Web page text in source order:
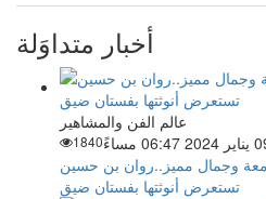
أخبار متداوَلة
عالم الفن والمشاهير
1840
وجمال مميز..روان بن حسين
تستعرض أنوثتها بفستان ضيق